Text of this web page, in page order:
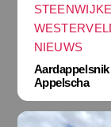
NIEUWS
Appelscha